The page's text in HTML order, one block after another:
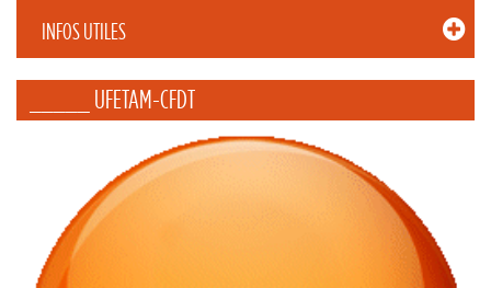
INFOS UTILES
_____ UFETAM-CFDT